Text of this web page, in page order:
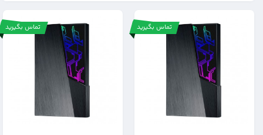
تماس بگیرید تماس بگیرید